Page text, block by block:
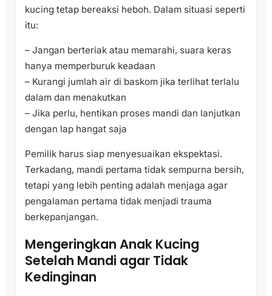
kucing tetap bereaksi heboh. Dalam situasi seperti
itu:
– Jangan berteriak atau memarahi, suara keras
hanya memperburuk keadaan
– Kurangi jumlah air di baskom jika terlihat terlalu
dalam dan menakutkan
– Jika perlu, hentikan proses mandi dan lanjutkan
dengan lap hangat saja
Pemilik harus siap menyesuaikan ekspektasi.
Terkadang, mandi pertama tidak sempurna bersih,
tetapi yang lebih penting adalah menjaga agar
pengalaman pertama tidak menjadi trauma
berkepanjangan.
Mengeringkan Anak Kucing
Setelah Mandi agar Tidak
Kedinginan